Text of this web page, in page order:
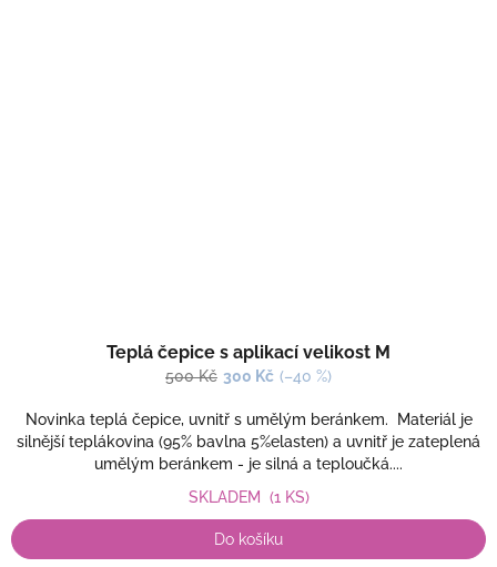
Teplá čepice s aplikací velikost M
500 Kč 300 Kč (–40 %)
Novinka teplá čepice, uvnitř s umělým beránkem. Materiál je
silnější teplákovina (95% bavlna 5%elasten) a uvnitř je zateplená
umělým beránkem - je silná a teploučká....
SKLADEM (1 KS)
Do košíku